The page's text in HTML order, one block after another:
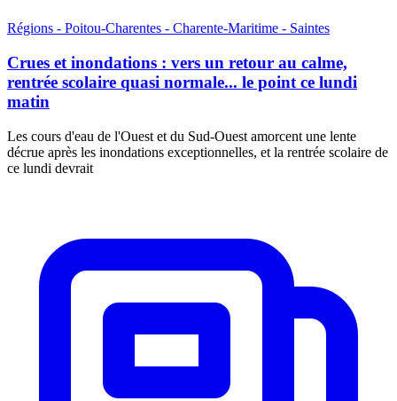
Régions - Poitou-Charentes - Charente-Maritime - Saintes
Crues et inondations : vers un retour au calme,
rentrée scolaire quasi normale... le point ce lundi
matin
Les cours d'eau de l'Ouest et du Sud-Ouest amorcent une lente
décrue après les inondations exceptionnelles, et la rentrée scolaire de
ce lundi devrait